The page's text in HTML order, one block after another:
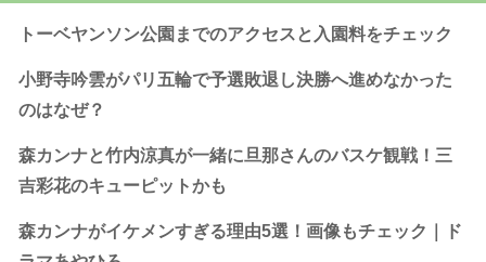
トーベヤンソン公園までのアクセスと入園料をチェック
小野寺吟雲がパリ五輪で予選敗退し決勝へ進めなかった
のはなぜ？
森カンナと竹内涼真が一緒に旦那さんのバスケ観戦！三
吉彩花のキューピットかも
森カンナがイケメンすぎる理由5選！画像もチェック｜ド